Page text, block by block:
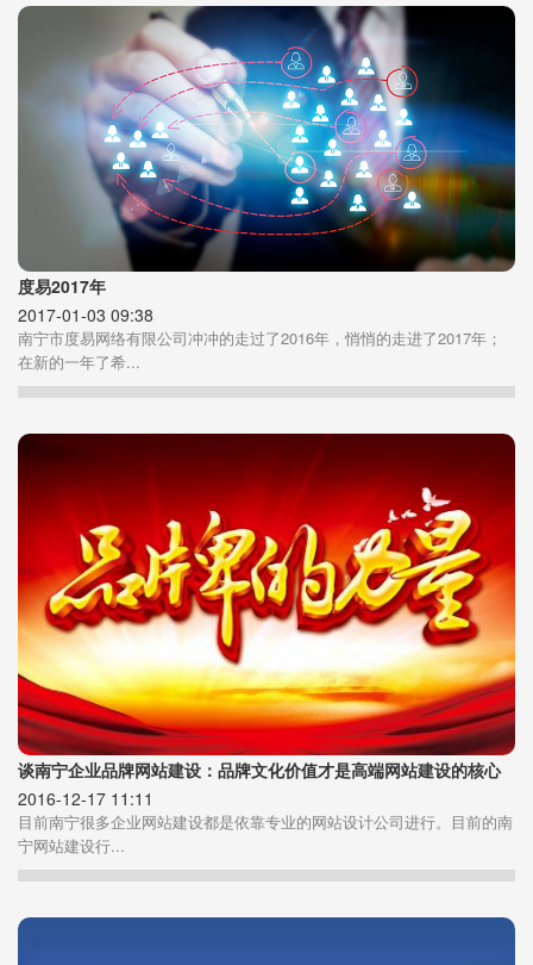
度易2017年
2017-01-03 09:38
南宁市度易网络有限公司冲冲的走过了2016年，悄悄的走进了2017年；
在新的一年了希...
谈南宁企业品牌网站建设：品牌文化价值才是高端网站建设的核心
2016-12-17 11:11
目前南宁很多企业网站建设都是依靠专业的网站设计公司进行。目前的南
宁网站建设行...